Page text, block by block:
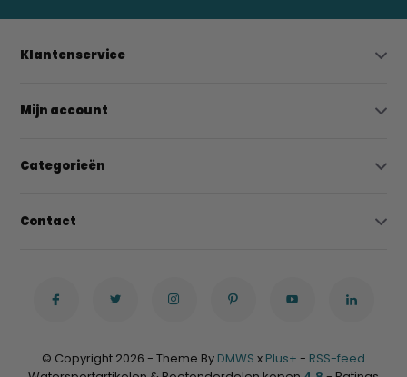
Klantenservice
Mijn account
Categorieën
Contact
© Copyright 2026 - Theme By DMWS x Plus+ - RSS-feed